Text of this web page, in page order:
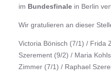
im Bundesfinale in Berlin
Wir gratulieren an dieser
Victoria Bönisch (7/1) / Frida
Szerement (9/2) / Maria
Zimmer (7/1) / Raphael